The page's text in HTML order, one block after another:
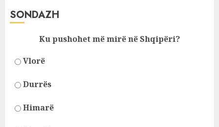
SONDAZH
Ku pushohet më mirë në Shqipëri?
Vlorë
Durrës
Himarë